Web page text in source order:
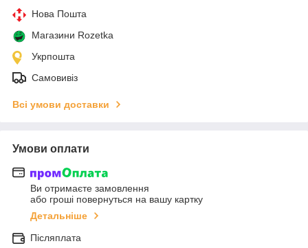
Нова Пошта
Магазини Rozetka
Укрпошта
Самовивіз
Всі умови доставки
Умови оплати
Ви отримаєте замовлення
або гроші повернуться на вашу картку
Детальніше
Післяплата